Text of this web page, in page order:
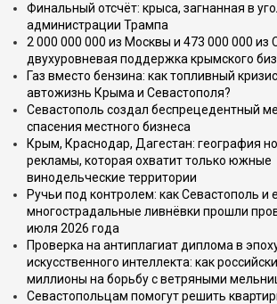
Финальный отсчёт: крыса, загнанная в
администрации Трампа
2 000 000 000 из Москвы и 473 000 000 из
двухуровневая поддержка крымского
Газ вместо бензина: как топливный
автожизнь Крыма и Севастополя?
Севастополь создал беспрецедентный
спасения местного бизнеса
Крым, Краснодар, Дагестан: география
рекламы, которая охватит только южные
винодельческие территории
Ручьи под контролем: как Севастополь и
многострадальные ливнёвки прошли
июля 2026 года
Проверка на антиплагиат диплома в
искусственного интеллекта: как
миллионы на борьбу с ветряными
Севастопольцам помогут решить